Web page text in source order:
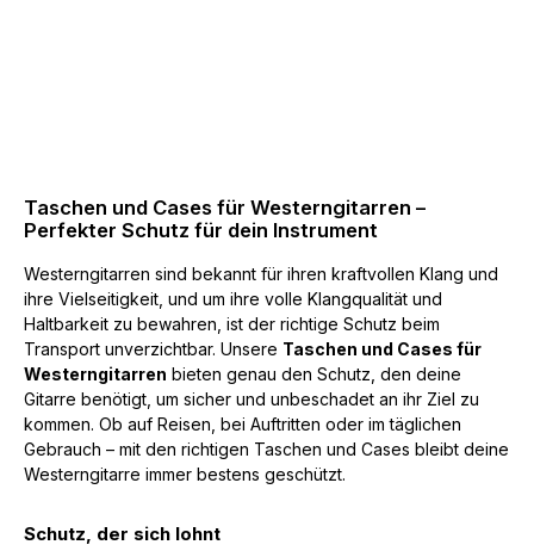
Taschen und Cases für Westerngitarren –
Perfekter Schutz für dein Instrument
Westerngitarren sind bekannt für ihren kraftvollen Klang und
ihre Vielseitigkeit, und um ihre volle Klangqualität und
Haltbarkeit zu bewahren, ist der richtige Schutz beim
Transport unverzichtbar. Unsere Taschen und Cases für
Westerngitarren bieten genau den Schutz, den deine
Gitarre benötigt, um sicher und unbeschadet an ihr Ziel zu
kommen. Ob auf Reisen, bei Auftritten oder im täglichen
Gebrauch – mit den richtigen Taschen und Cases bleibt deine
Westerngitarre immer bestens geschützt.
Schutz, der sich lohnt